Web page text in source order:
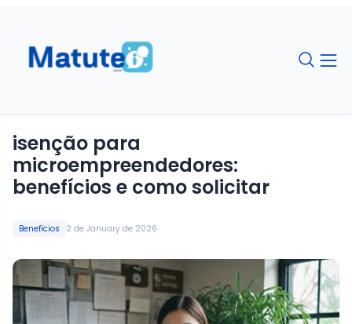
Benefícios 2 de January de 2026
isenção para
microempreendedores:
benefícios e como solicitar